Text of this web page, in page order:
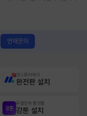
연재문의
원스토어에서
완전판 설치
무협만화 플랫폼
강툰 설치